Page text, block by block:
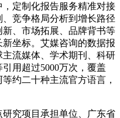
定制化报告服务精准对接
竞争格局分析到增长路径
、市场拓展、品牌背书等
坐标。艾媒咨询的数据报
流媒体、学术期刊、科研
用超过5000万次，覆盖
约二十种主流官方语言，
究项目承担单位、广东省